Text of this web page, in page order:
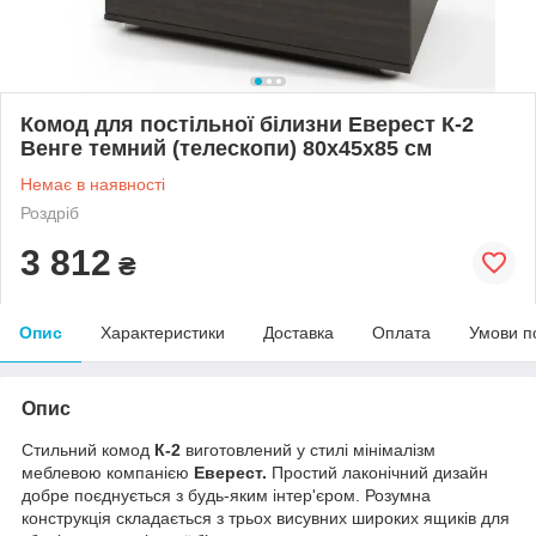
Комод для постільної білизни Еверест К-2
Венге темний (телескопи) 80х45х85 см
Немає в наявності
Роздріб
3 812 ₴
Опис Характеристики Доставка Оплата Умови
Опис
Стильний комод К-2 виготовлений у стилі мінімалізм
меблевою компанією Еверест. Простий лаконічний дизайн
добре поєднується з будь-яким інтер'єром. Розумна
конструкція складається з трьох висувних широких ящиків для